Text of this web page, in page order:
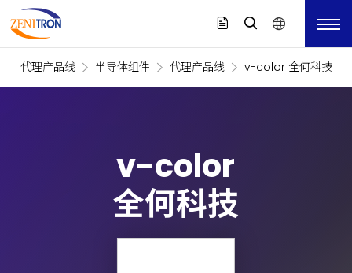
代理产品线 半导体组件 代理产品线 v-color 全何科技
v-color
全何科技